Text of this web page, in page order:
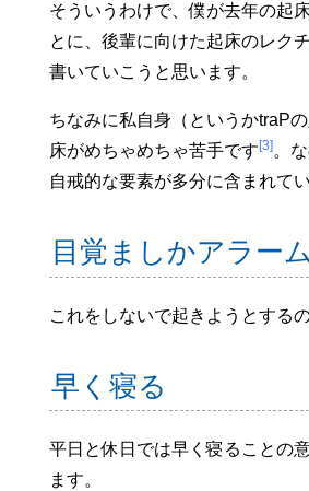
そういうわけで、僕が去年の起
とに、後輩に向けた起床のレク
書いていこうと思います。
ちなみに私自身（というかtraP
床がめちゃめちゃ苦手です [3]。
自戒的な要素が多分に含まれてい
目覚ましかアラー
これをしないで起きようとする
早く寝る
平日と休日では早く寝ることの
ます。